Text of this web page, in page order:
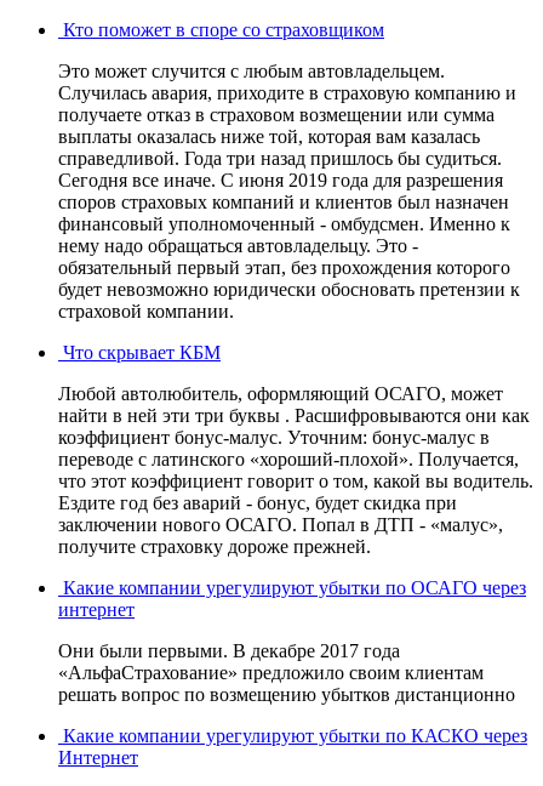
Кто поможет в споре со страховщиком
Это может случится с любым автовладельцем.
Случилась авария, приходите в страховую компанию и
получаете отказ в страховом возмещении или сумма
выплаты оказалась ниже той, которая вам казалась
справедливой. Года три назад пришлось бы судиться.
Сегодня все иначе. С июня 2019 года для разрешения
споров страховых компаний и клиентов был назначен
финансовый уполномоченный - омбудсмен. Именно к
нему надо обращаться автовладельцу. Это -
обязательный первый этап, без прохождения которого
будет невозможно юридически обосновать претензии к
страховой компании.
Что скрывает КБМ
Любой автолюбитель, оформляющий ОСАГО, может
найти в ней эти три буквы . Расшифровываются они как
коэффициент бонус-малус. Уточним: бонус-малус в
переводе с латинского «хороший-плохой». Получается,
что этот коэффициент говорит о том, какой вы водитель.
Ездите год без аварий - бонус, будет скидка при
заключении нового ОСАГО. Попал в ДТП - «малус»,
получите страховку дороже прежней.
Какие компании урегулируют убытки по ОСАГО через
интернет
Они были первыми. В декабре 2017 года
«АльфаСтрахование» предложило своим клиентам
решать вопрос по возмещению убытков дистанционно
Какие компании урегулируют убытки по КАСКО через
Интернет